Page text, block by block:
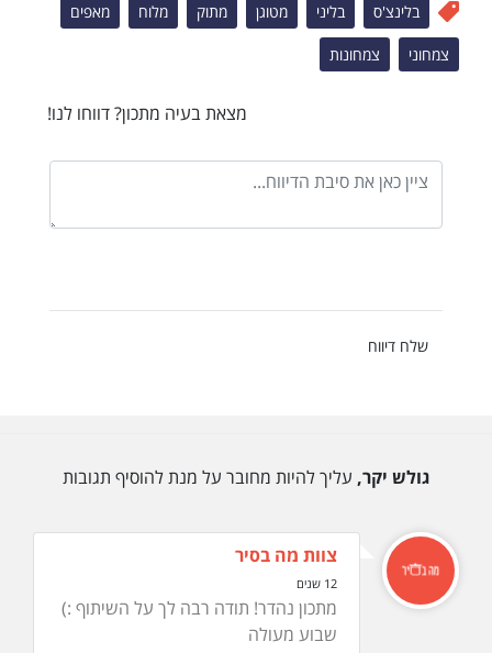
בלינצ'ס בליני מטוגן מתוק מלוח מאפים
צמחוני צמחונות
מצאת בעיה מתכון? דווחו לנו!
שלח דיווח
גולש יקר, עליך להיות מחובר על מנת להוסיף תגובות
צוות מה בסיר
12 שנים
מתכון נהדר! תודה רבה לך על השיתוף :)
שבוע מעולה